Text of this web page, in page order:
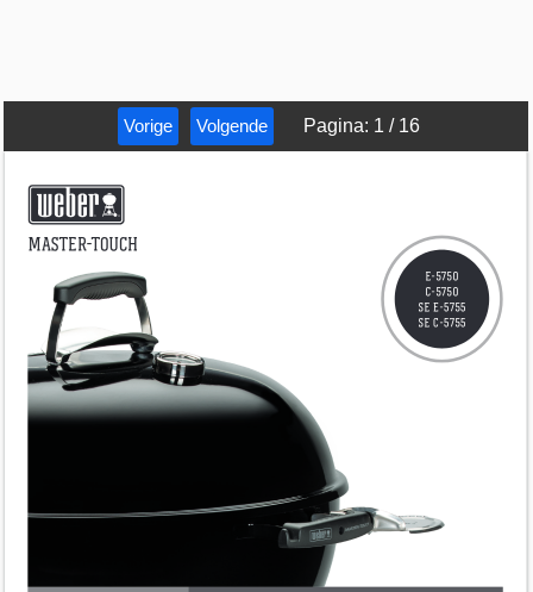
Vorige Volgende Pagina: 1 / 16